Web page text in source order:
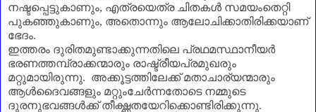
നഷ്ടപ്പെട്ടുകാണും, എത്രയെത്ര ചിതകൾ സമയംതെറ്റി
പുകഞ്ഞുകാണും, അതൊന്നും ആലോചിക്കാതിരിക്കയാണ്‌
ഭേദം.
ഇത്തരം ദുരിതമുണ്ടാക്കുന്നതിലെ പ്രഥമസ്ഥാനീയർ
ഭരണത്തമ്പ്രാക്കന്മാരും രാഷ്ട്രീയപ്രമുഖരും
മറ്റുമായിരുന്നു. അക്കൂട്ടത്തിലേക്ക് മതാചാര്യന്മാരും
ആൾദൈവങ്ങളും മറ്റുംചേർന്നതോടെ നമ്മുടെ
ദുരനുഭവങ്ങൾക്ക് തീക്ഷ്ണതയേറിക്കൊണ്ടിരിക്കുന്നു.